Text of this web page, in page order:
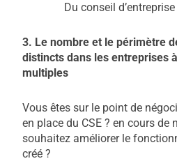
Du conseil d’entreprise
3. Le nombre et le périmètre
distincts dans les entreprises
multiples
Vous êtes sur le point de
en place du CSE ? en cours de
souhaitez améliorer le
créé ?